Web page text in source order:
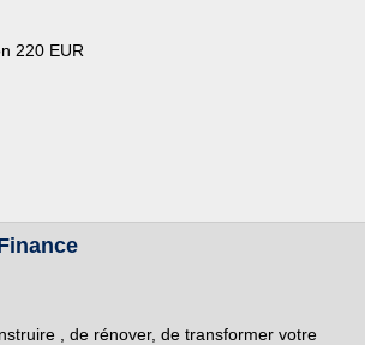
220 EUR
, de rénover, de transformer votre